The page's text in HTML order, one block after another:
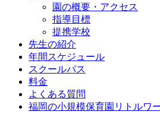
園の概要・アクセス
指導目標
提携学校
先生の紹介
年間スケジュール
スクールバス
料金
よくある質問
福岡の小規模保育園リトルワ